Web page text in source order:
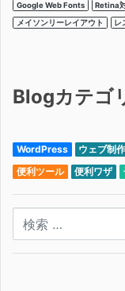
Google Web Fonts
Retina
メイソンリーレイアウト
レ
Blogカテゴ
WordPress ウェブ制
便利ツール
便利ワザ
検索